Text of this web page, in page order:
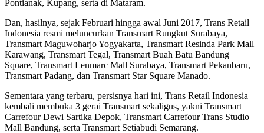
Pontianak, Kupang, serta di Mataram.
Dan, hasilnya, sejak Februari hingga awal Juni 2017, Trans Retail
Indonesia resmi meluncurkan Transmart Rungkut Surabaya,
Transmart Maguwoharjo Yogyakarta, Transmart Resinda Park Mall
Karawang, Transmart Tegal, Transmart Buah Batu Bandung
Square, Transmart Lenmarc Mall Surabaya, Transmart Pekanbaru,
Transmart Padang, dan Transmart Star Square Manado.
Sementara yang terbaru, persisnya hari ini, Trans Retail Indonesia
kembali membuka 3 gerai Transmart sekaligus, yakni Transmart
Carrefour Dewi Sartika Depok, Transmart Carrefour Trans Studio
Mall Bandung, serta Transmart Setiabudi Semarang.